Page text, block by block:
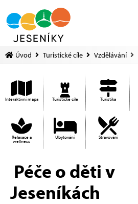
Úvod Turistické cíle Vzdělávání
Interaktivní mapa Turistické cíle Turistika
Relaxace a
wellness
Ubytování Stravování
Péče o děti v
Jeseníkách